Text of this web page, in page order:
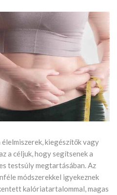
kiegészítők vagy
a céljuk, hogy segítsenek a
testsúly megtartásában. Az
módszerekkel igyekeznek
kalóriatartalommal, magas